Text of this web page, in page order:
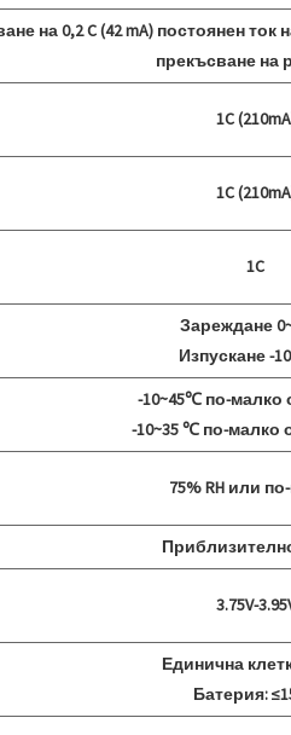
на 0,2 C (42 mA) постоянен
прекъсване на
1C
1C
1C
Зареждане
Изпускане -
-10~45℃ по-малко
-10~35 ℃ по-малко
75% RH или
3.75V-
Единична
Батерия: